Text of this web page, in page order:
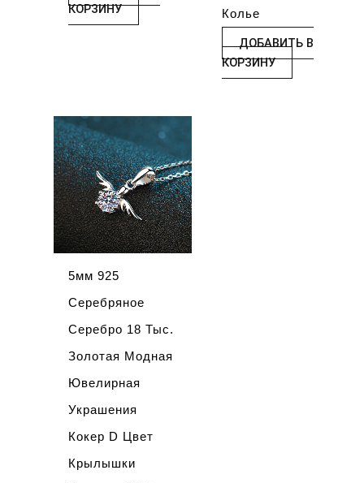
КОРЗИНУ
Колье
ДОБАВИТЬ В
КОРЗИНУ
5мм 925
Серебряное
Серебро 18 Тыс.
Золотая Модная
Ювелирная
Украшения
Кокер D Цвет
Крылышки